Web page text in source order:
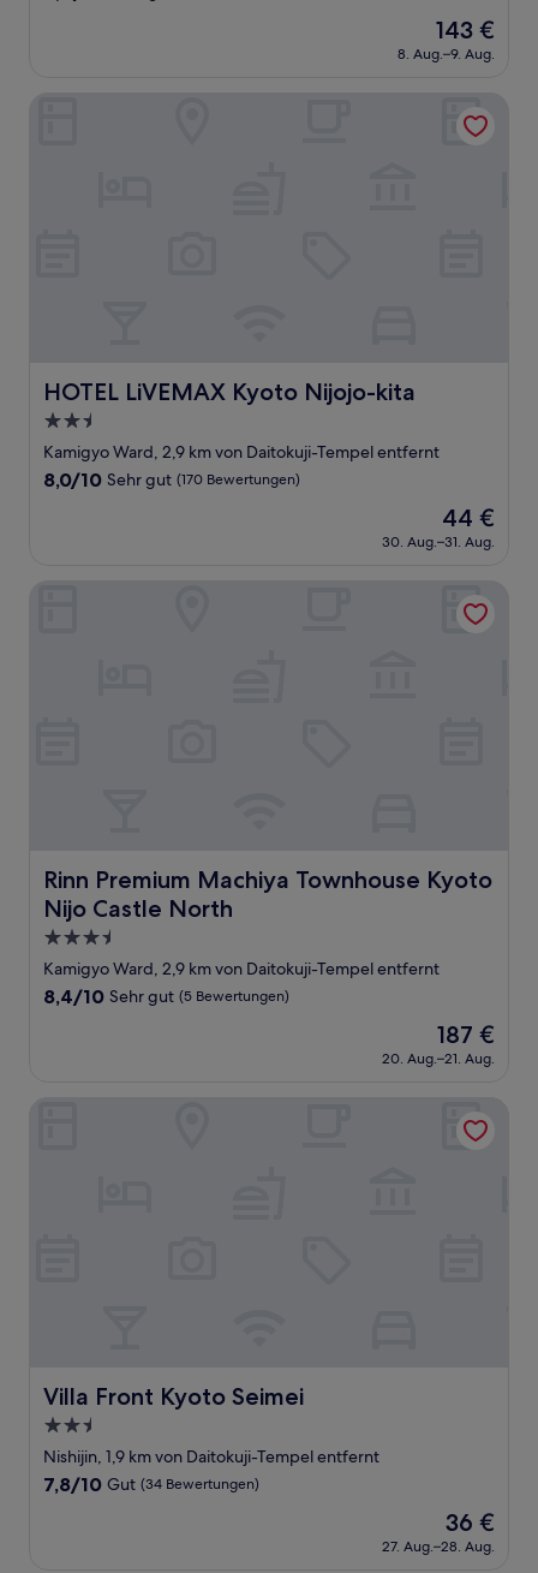
(117
Der
Preis
beträgt
143 €
8. Aug.–9. Aug.
HOTEL LiVEMAX Kyoto Nijojo-kita
HOTEL LiVEMAX Kyoto Nijojo-kita
2.5-
Sterne-
Unterkunft
Kamigyo Ward, 2,9 km von Daitokuji-Tempel entfernt
8.0
(170
8,0/10 Sehr gut (170 Bewertungen)
Der
Preis
beträgt
44 €
30. Aug.–31. Aug.
Rinn Premium Machiya Townhouse Kyoto
Nijo Castle North
Rinn Premium Machiya Townhouse Kyoto Nijo Castle
3.5-
Sterne-
Unterkunft
Kamigyo Ward, 2,9 km von Daitokuji-Tempel entfernt
8.4
(5
8,4/10 Sehr gut (5 Bewertungen)
Der
Preis
beträgt
187 €
20. Aug.–21. Aug.
Rinn Premium Machiya Townhouse Kyoto Nijo Castle
Villa Front Kyoto Seimei
Villa Front Kyoto Seimei
2.5-
Sterne-
Unterkunft
Nishijin, 1,9 km von Daitokuji-Tempel entfernt
7.8
7,8/10 Gut (34 Bewertungen)
Der
Preis
beträgt
36 €
27. Aug.–28. Aug.